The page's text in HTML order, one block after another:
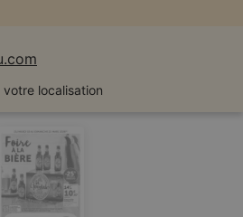
localisation